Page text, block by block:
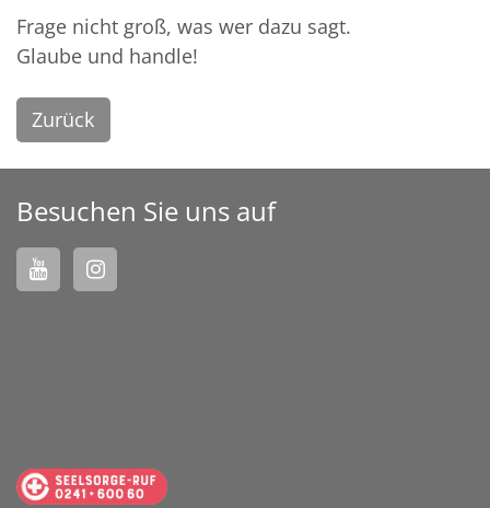
Frage nicht groß, was wer dazu sagt.
Glaube und handle!
Zurück
Besuchen Sie uns auf